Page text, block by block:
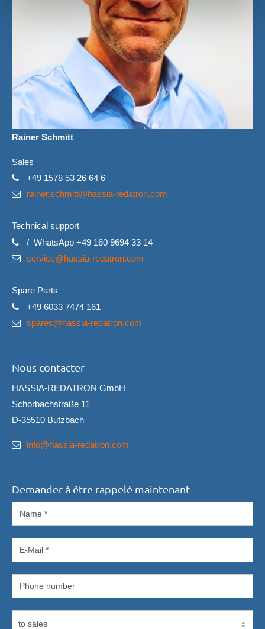
Rainer Schmitt
Sales
+49 1578 53 26 64 6
rainer.schmitt@hassia-redatron.com
Technical support
/ WhatsApp +49 160 9694 33 14
service@hassia-redatron.com
Spare Parts
+49 6033 7474 161
spares@hassia-redatron.com
Nous contacter
HASSIA-REDATRON GmbH
Schorbachstraße 11
D-35510 Butzbach
info@hassia-redatron.com
Demander à être rappelé maintenant